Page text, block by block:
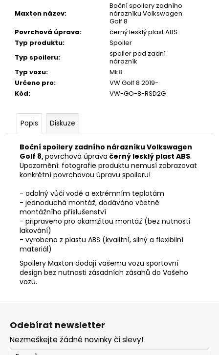
Maxton název:
Boční spoilery zadního
nárazníku Volkswagen
Golf 8
Povrchová úprava:
černý lesklý plast ABS
Typ produktu:
Spoiler
Typ spoileru:
spoiler pod zadní
nárazník
Typ vozu:
Mk8
Určeno pro:
VW Golf 8 2019-
Kód: VW-GO-8-RSD2G
Popis Diskuze
Boční spoilery zadního nárazníku Volkswagen
Golf 8,povrchová úprava černý lesklý plast ABS.
Upozornění: fotografie produktu nemusí zobrazovat
konkrétní povrchovou úpravu spoileru!
- odolný vůči vodě a extrémním teplotám
- jednoduchá montáž, dodáváno včetně
montážního příslušenství
- připraveno pro okamžitou montáž (bez nutnosti
lakování)
- vyrobeno z plastu ABS (kvalitní, silný a flexibilní
materiál)
Spoilery Maxton dodají vašemu vozu sportovní
design bez nutnosti zásadních zásahů do Vašeho
vozu.
Z
Odebírat newsletter
Nezmeškejte žádné novinky či slevy!